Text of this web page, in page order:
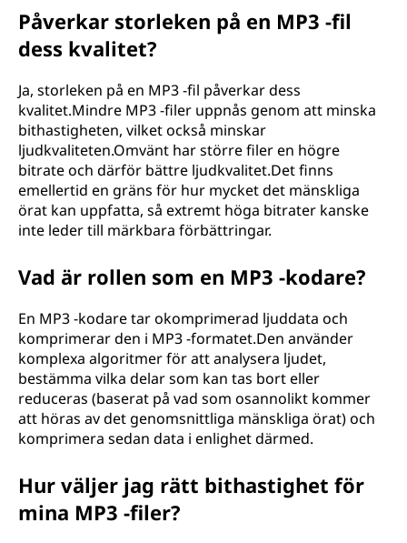
Påverkar storleken på en MP3 -fil
dess kvalitet?
Ja, storleken på en MP3 -fil påverkar dess
kvalitet.Mindre MP3 -filer uppnås genom att minska
bithastigheten, vilket också minskar
ljudkvaliteten.Omvänt har större filer en högre
bitrate och därför bättre ljudkvalitet.Det finns
emellertid en gräns för hur mycket det mänskliga
örat kan uppfatta, så extremt höga bitrater kanske
inte leder till märkbara förbättringar.
Vad är rollen som en MP3 -kodare?
En MP3 -kodare tar okomprimerad ljuddata och
komprimerar den i MP3 -formatet.Den använder
komplexa algoritmer för att analysera ljudet,
bestämma vilka delar som kan tas bort eller
reduceras (baserat på vad som osannolikt kommer
att höras av det genomsnittliga mänskliga örat) och
komprimera sedan data i enlighet därmed.
Hur väljer jag rätt bithastighet för
mina MP3 -filer?